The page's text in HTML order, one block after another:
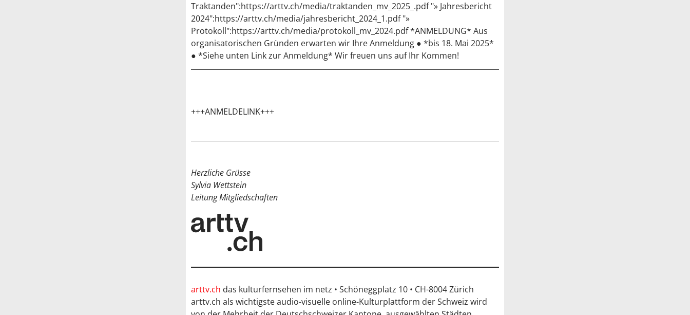
Traktanden":https://arttv.ch/media/traktanden_mv_2025_.pdf "» Jahresbericht
2024":https://arttv.ch/media/jahresbericht_2024_1.pdf "»
Protokoll":https://arttv.ch/media/protokoll_mv_2024.pdf *ANMELDUNG* Aus
organisatorischen Gründen erwarten wir Ihre Anmeldung ● *bis 18. Mai 2025*
● *Siehe unten Link zur Anmeldung* Wir freuen uns auf Ihr Kommen!
+++ANMELDELINK+++
Herzliche Grüsse
Sylvia Wettstein
Leitung Mitgliedschaften
arttv.ch das kulturfernsehen im netz • Schöneggplatz 10 • CH-8004 Zürich
arttv.ch als wichtigste audio-visuelle online-Kulturplattform der Schweiz wird